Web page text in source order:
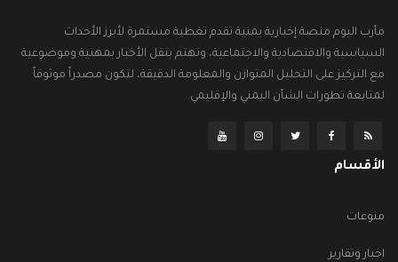
مأرب اليوم منصة إخبارية يمنية تقدم تغطية مستمرة لأبرز الأحداث
السياسية والاقتصادية والاجتماعية، وتهتم بنقل الأخبار بمهنية وموضوعية
مع التركيز على التحليل المتوازن والمعلومة الدقيقة، لتكون مصدراً موثوقاً
لمتابعة تطورات الشأن اليمني والإقليمي.
الأقسام
منوعات
اخبار وتقارير